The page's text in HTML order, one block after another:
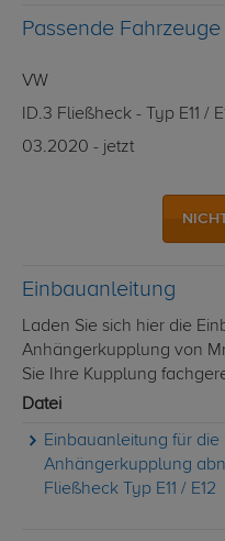
Passende Fahrzeuge
VW
ID.3 Fließheck - Typ E11 /
03.2020 - jetzt
Einbauanleitung
Laden Sie sich hier die
Anhängerkupplung von
Sie Ihre Kupplung
Datei
Einbauanleitung für die
Anhängerkupplung
Fließheck Typ E11 / E12